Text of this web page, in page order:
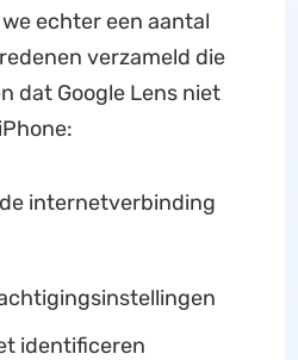
echter een aantal
verzameld die
dat Google Lens niet
internetverbinding
identificeren